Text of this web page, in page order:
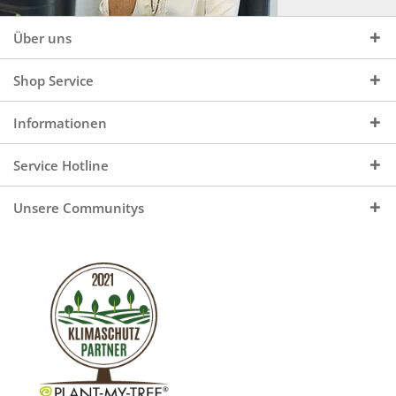
Über uns
Shop Service
Informationen
Service Hotline
Unsere Communitys